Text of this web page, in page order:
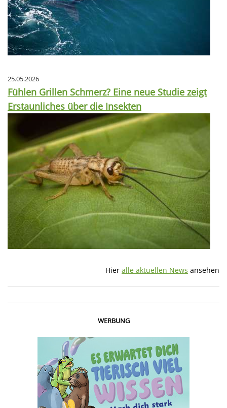
25.05.2026
Fühlen Grillen Schmerz? Eine neue Studie zeigt
Erstaunliches über die Insekten
Hier alle aktuellen News ansehen
WERBUNG